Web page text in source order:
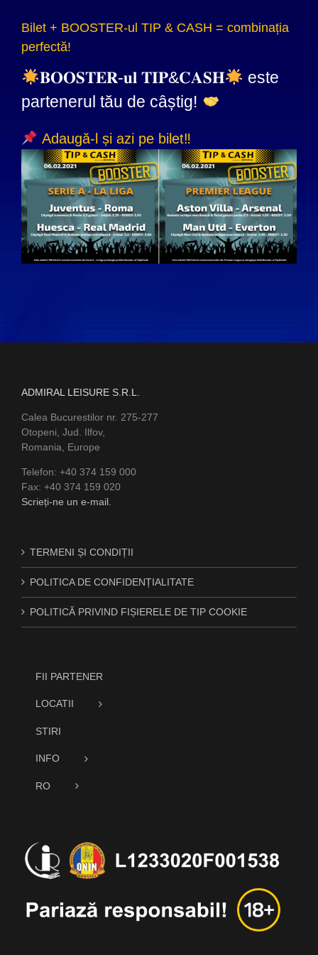
Bilet + BOOSTER-ul TIP & CASH = combinația
perfectă!
𝐁𝐎𝐎𝐒𝐓𝐄𝐑-𝐮𝐥 𝐓𝐈𝐏&𝐂𝐀𝐒𝐇
este
partenerul tău de câștig!
Adaugă-l și azi pe bilet‼
ADMIRAL LEISURE S.R.L.
Calea Bucurestilor nr. 275-277
Otopeni, Jud. Ilfov,
Romania, Europe
Telefon: +40 374 159 000
Fax: +40 374 159 020
Scrieți-ne un e-mail.
TERMENI ȘI CONDIȚII
POLITICA DE CONFIDENȚIALITATE
POLITICĂ PRIVIND FIȘIERELE DE TIP COOKIE
FII PARTENER
LOCATII
STIRI
INFO
RO